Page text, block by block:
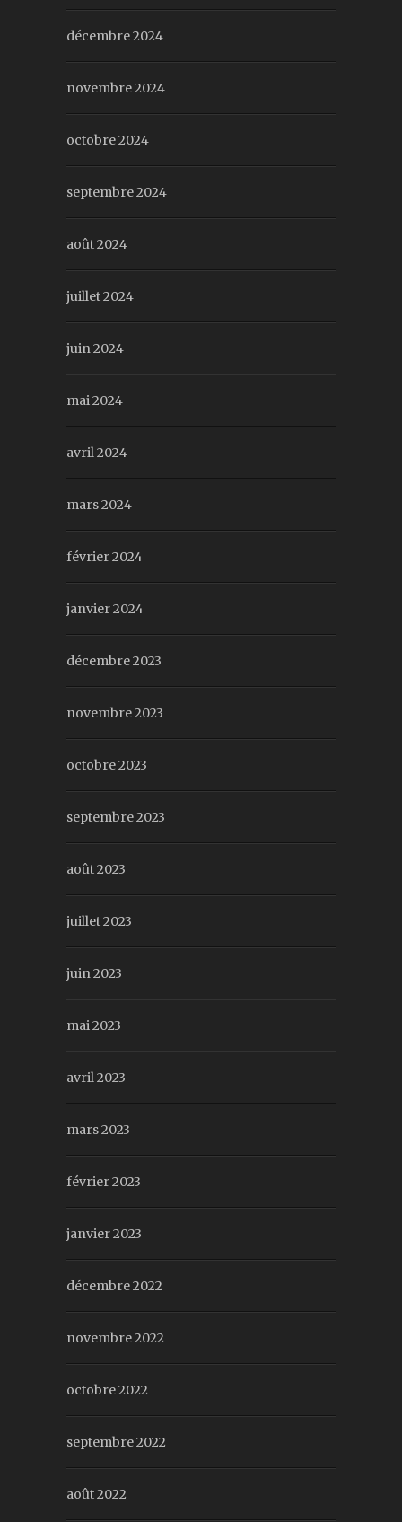
décembre 2024
novembre 2024
octobre 2024
septembre 2024
août 2024
juillet 2024
juin 2024
mai 2024
avril 2024
mars 2024
février 2024
janvier 2024
décembre 2023
novembre 2023
octobre 2023
septembre 2023
août 2023
juillet 2023
juin 2023
mai 2023
avril 2023
mars 2023
février 2023
janvier 2023
décembre 2022
novembre 2022
octobre 2022
septembre 2022
août 2022